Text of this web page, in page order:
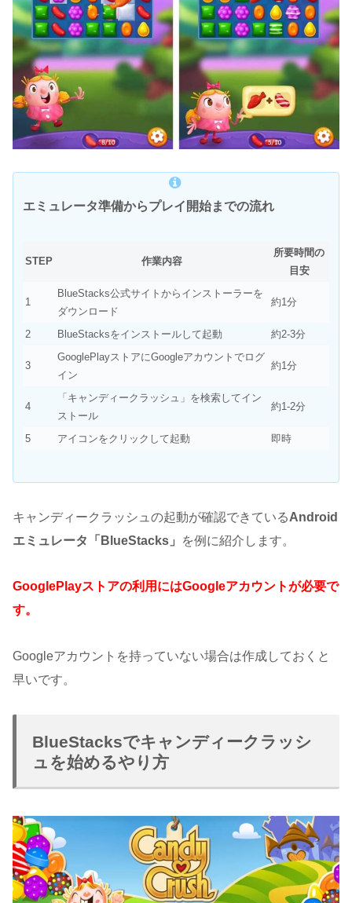
エミュレータ準備からプレイ開始までの流れ
STEP 作業内容
所要時間の
目安
1
BlueStacks公式サイトからインストーラーを
ダウンロード
約1分
2 BlueStacksをインストールして起動 約2-3分
3
GooglePlayストアにGoogleアカウントでログ
イン
約1分
4
「キャンディークラッシュ」を検索してイン
ストール
約1-2分
5 アイコンをクリックして起動 即時
キャンディークラッシュの起動が確認できているAndroid
エミュレータ「BlueStacks」
を例に紹介します。
GooglePlayストアの利用にはGoogleアカウントが必要で
す。
Googleアカウントを持っていない場合は作成しておくと
早いです。
BlueStacksでキャンディークラッシ
ュを始めるやり方